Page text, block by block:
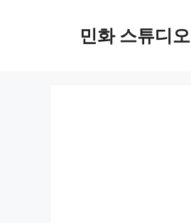
민화 스튜디오